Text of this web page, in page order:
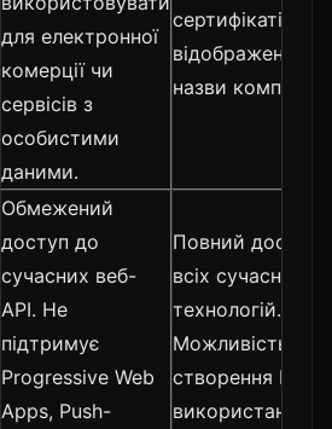
для електронної
комерції чи
сервісів з
особистими
даними.
сертифікатів з
відображенням
назви компанії.
Обмежений
доступ до
сучасних веб-
API. Не
підтримує
Progressive Web
Apps, Push-
Повний доступ
всіх сучасних
технологій.
Можливість
створення PWA,
використання